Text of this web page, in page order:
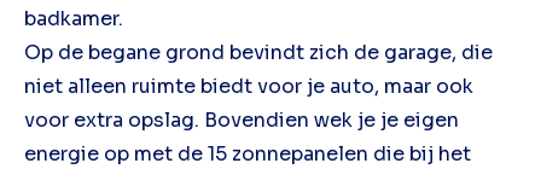
badkamer.
Op de begane grond bevindt zich de garage, die
niet alleen ruimte biedt voor je auto, maar ook
voor extra opslag. Bovendien wek je je eigen
energie op met de 15 zonnepanelen die bij het